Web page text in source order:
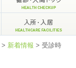
> 新着情報 > 受診時